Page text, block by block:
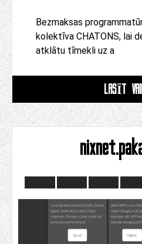
Bezmaksas
kolektīva CHATONS, lai
atklātu tīmekli uz a
LASĪT